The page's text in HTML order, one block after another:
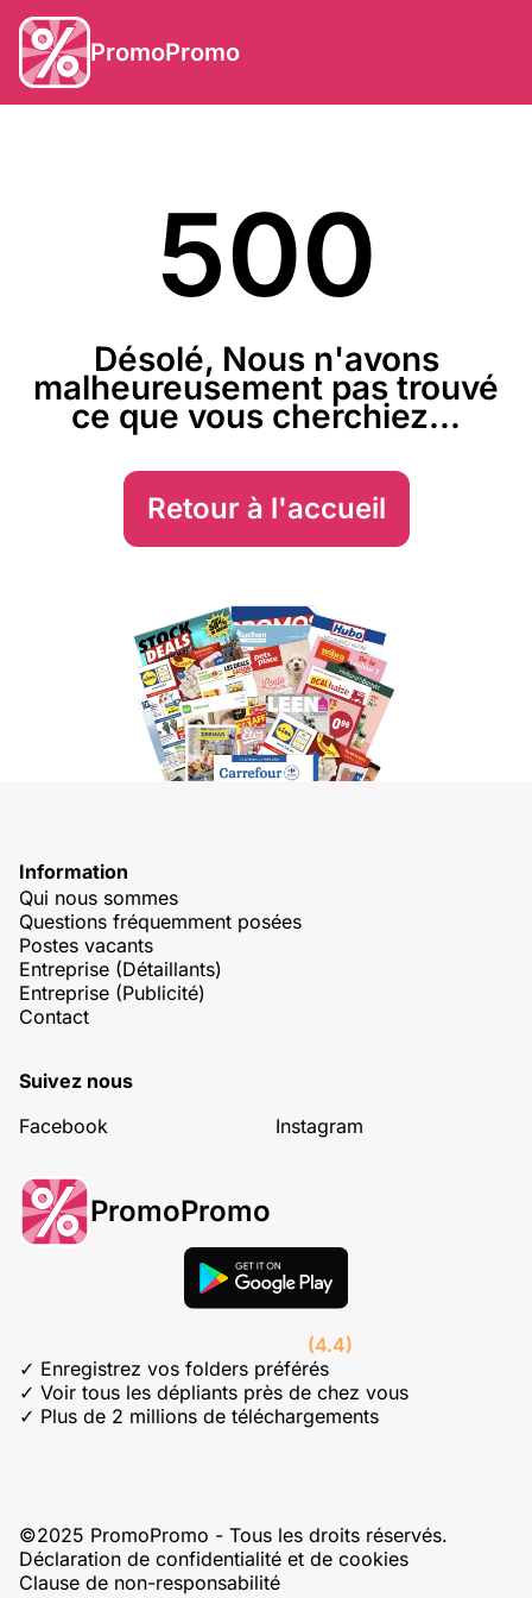
PromoPromo
500
Désolé, Nous n'avons
malheureusement pas trouvé
ce que vous cherchiez...
Retour à l'accueil
Information
Qui nous sommes
Questions fréquemment posées
Postes vacants
Entreprise (Détaillants)
Entreprise (Publicité)
Contact
Suivez nous
Facebook
Instagram
PromoPromo
(4.4)
✓ Enregistrez vos folders préférés
✓ Voir tous les dépliants près de chez vous
✓ Plus de 2 millions de téléchargements
©2025 PromoPromo - Tous les droits réservés.
Déclaration de confidentialité et de cookies
Clause de non-responsabilité